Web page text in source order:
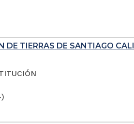
DE TIERRAS DE SANTIAGO CALI